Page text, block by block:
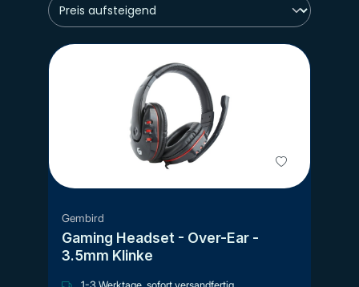
Gembird
Gaming Headset - Over-Ear -
3.5mm Klinke